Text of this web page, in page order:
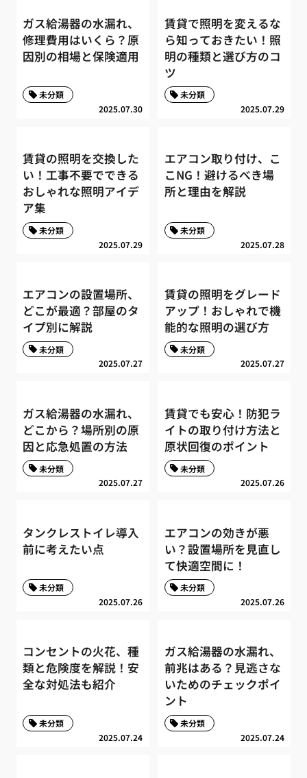
ガス給湯器の水漏れ、
修理費用はいくら？原
因別の相場と保険適用
2025.07.30
未分類
賃貸で照明を変えるな
ら知っておきたい！照
明の種類と選び方のコ
ツ
2025.07.29
未分類
賃貸の照明を交換した
い！工事不要でできる
おしゃれな照明アイデ
ア集
2025.07.29
未分類
エアコン取り付け、こ
こNG！避けるべき場
所と理由を解説
2025.07.28
未分類
エアコンの設置場所、
どこが最適？部屋のタ
イプ別に解説
2025.07.27
未分類
賃貸の照明をグレード
アップ！おしゃれで機
能的な照明の選び方
2025.07.27
未分類
ガス給湯器の水漏れ、
どこから？場所別の原
因と応急処置の方法
2025.07.27
未分類
賃貸でも安心！防犯ラ
イトの取り付け方法と
原状回復のポイント
2025.07.26
未分類
タンクレストイレ導入
前に考えたい点
2025.07.26
未分類
エアコンの効きが悪
い？設置場所を見直し
て快適空間に！
2025.07.26
未分類
コンセントの火花、種
類と危険度を解説！安
全な対処法も紹介
2025.07.24
未分類
ガス給湯器の水漏れ、
前兆はある？見逃さな
いためのチェックポイ
ント
2025.07.24
未分類